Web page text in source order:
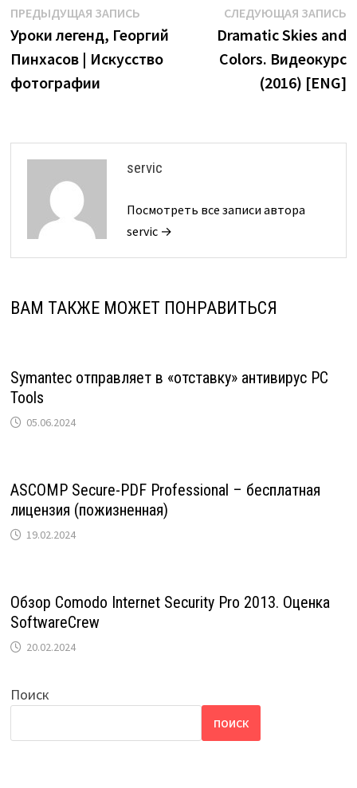
Навигация
по
записям
ПРЕДЫДУЩАЯ ЗАПИСЬПредыдущая
запись:
Уроки легенд, Георгий
Пинхасов | Искусство
фотографии
СЛЕДУЮЩАЯ ЗАПИСЬ
Dramatic Skies and
Colors. Видеокурс
(2016) [ENG]
servic
Посмотреть все записи автора
servic →
ВАМ ТАКЖЕ МОЖЕТ ПОНРАВИТЬСЯ
Symantec отправляет в «отставку» антивирус PC
Tools
05.06.2024
ASCOMP Secure-PDF Professional – бесплатная
лицензия (пожизненная)
19.02.2024
Обзор Comodo Internet Security Pro 2013. Оценка
SoftwareCrew
20.02.2024
Поиск
ПОИСК